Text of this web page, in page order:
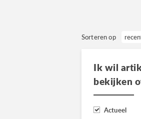
Sorteren op
Ik wil
bekijken
Actueel